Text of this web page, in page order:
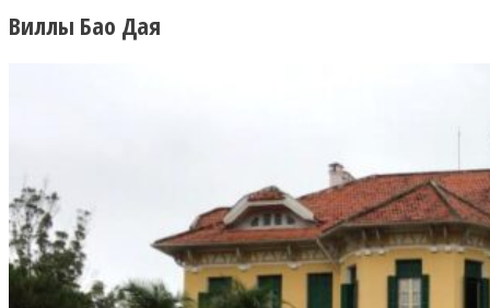
Виллы Бао Дая